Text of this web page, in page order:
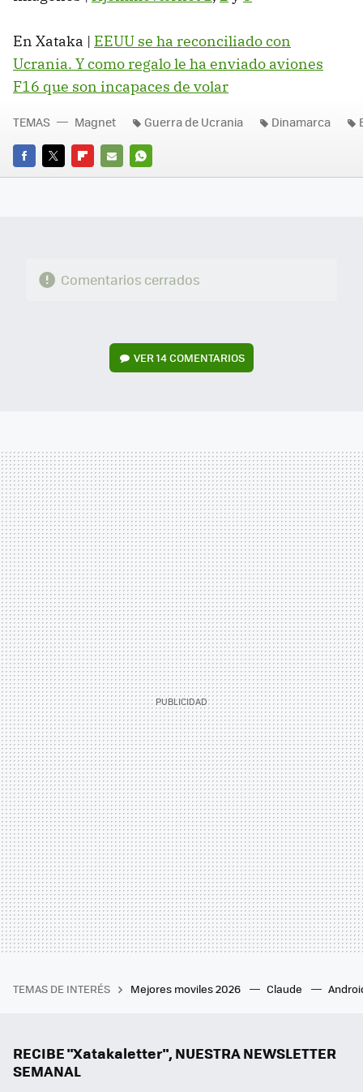
En Xataka | EEUU se ha reconciliado con
Ucrania. Y como regalo le ha enviado aviones
F16 que son incapaces de volar
FACEBOOK
TWITTERFLIPBOARD
E-
WHATSAPP
TEMAS Magnet Guerra de Ucrania Dinamarca
Comentarios cerrados
VER14 COMENTARIOS
TEMAS DE INTERÉS Mejores moviles 2026 Claude
RECIBE "Xatakaletter", NUESTRA NEWSLETTER
SEMANAL